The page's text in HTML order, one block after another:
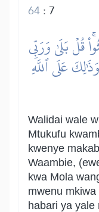
7
:
64
قُلۡ بَلَىٰ وَرَبِّي
عَلَى ٱللَّهِ
Walidai wale
Mtukufu
kwenye
Waambie,
kwa Mola
mwenu
habari ya